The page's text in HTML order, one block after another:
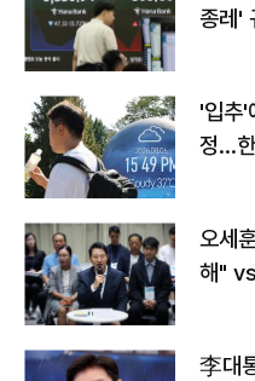
종레'
'입추'
정…
오세
해"
李대